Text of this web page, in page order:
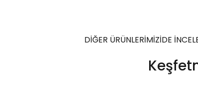
DİĞER ÜRÜNLERİMİZİDE